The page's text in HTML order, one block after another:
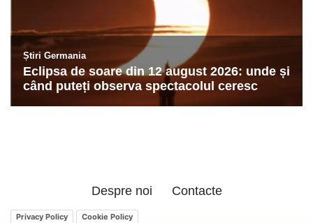
Despre noi Contacte
Privacy Policy Cookie Policy